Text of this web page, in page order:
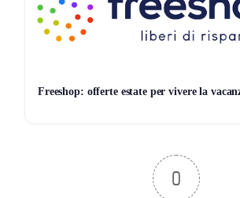
Freeshop: offerte estate per vivere la
0